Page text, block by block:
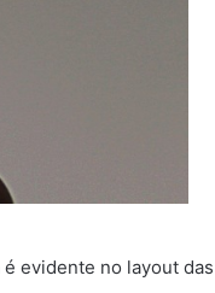
evidente no layout